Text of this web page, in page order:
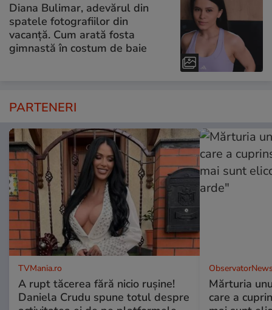
Diana Bulimar, adevărul din
spatele fotografiilor din
vacanță. Cum arată fosta
gimnastă în costum de baie
PARTENERI
TVMania.ro
A rupt tăcerea fără nicio rușine!
Daniela Crudu spune totul despre
Mărturia
care a